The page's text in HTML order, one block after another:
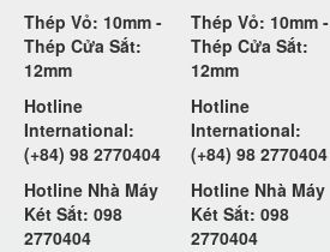
Thép Vỏ: 10mm -
Thép Cửa Sắt:
12mm
Hotline
International:
(+84) 98 2770404
Hotline Nhà Máy
Két Sắt: 098
2770404
Thép Vỏ: 10mm -
Thép Cửa Sắt:
12mm
Hotline
International:
(+84) 98 2770404
Hotline Nhà Máy
Két Sắt: 098
2770404